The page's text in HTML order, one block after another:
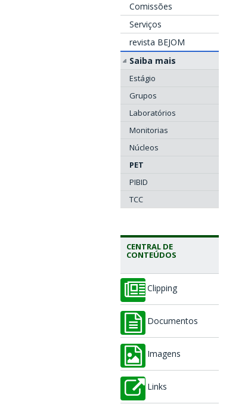
Comissões
Serviços
revista BEJOM
Saiba mais
Estágio
Grupos
Laboratórios
Monitorias
Núcleos
PET
PIBID
TCC
CENTRAL DE
CONTEÚDOS
Clipping
Documentos
Imagens
Links